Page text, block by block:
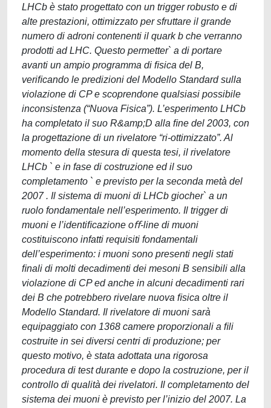
LHCb è stato progettato con un trigger robusto e di
alte prestazioni, ottimizzato per sfruttare il grande
numero di adroni contenenti il quark b che verranno
prodotti ad LHC. Questo permetter` a di portare
avanti un ampio programma di ﬁsica del B,
veriﬁcando le predizioni del Modello Standard sulla
violazione di CP e scoprendone qualsiasi possibile
inconsistenza (“Nuova Fisica”). L’esperimento LHCb
ha completato il suo R&amp;D alla ﬁne del 2003, con
la progettazione di un rivelatore “ri-ottimizzato”. Al
momento della stesura di questa tesi, il rivelatore
LHCb ` e in fase di costruzione ed il suo
completamento ` e previsto per la seconda metà del
2007 . Il sistema di muoni di LHCb giocher` a un
ruolo fondamentale nell’esperimento. Il trigger di
muoni e l’identiﬁcazione oﬀ-line di muoni
costituiscono infatti requisiti fondamentali
dell’esperimento: i muoni sono presenti negli stati
ﬁnali di molti decadimenti dei mesoni B sensibili alla
violazione di CP ed anche in alcuni decadimenti rari
dei B che potrebbero rivelare nuova ﬁsica oltre il
Modello Standard. Il rivelatore di muoni sarà
equipaggiato con 1368 camere proporzionali a ﬁli
costruite in sei diversi centri di produzione; per
questo motivo, è stata adottata una rigorosa
procedura di test durante e dopo la costruzione, per il
controllo di qualità dei rivelatori. Il completamento del
sistema dei muoni è previsto per l’inizio del 2007. La